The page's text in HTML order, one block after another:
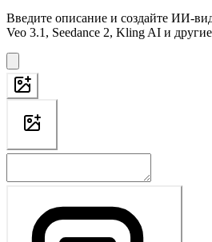
Введите описание и создайте ИИ-
Veo 3.1, Seedance 2, Kling AI и